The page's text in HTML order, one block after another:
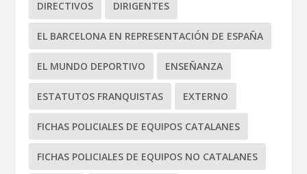
DIRECTIVOS DIRIGENTES
EL BARCELONA EN REPRESENTACIÓN DE ESPAÑA
EL MUNDO DEPORTIVO ENSEÑANZA
ESTATUTOS FRANQUISTAS EXTERNO
FICHAS POLICIALES DE EQUIPOS CATALANES
FICHAS POLICIALES DE EQUIPOS NO CATALANES